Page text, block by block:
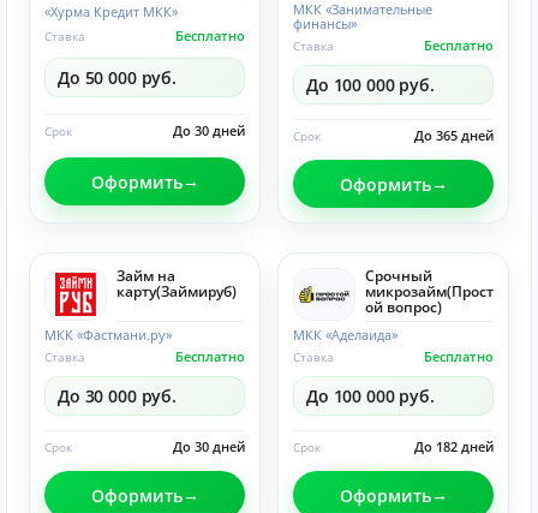
«Хурма Кредит МКК»
Бесплатно
Ставка
До 50 000 руб.
До 30 дней
Срок
Оформить
МКК «Занимательные
финансы»
Бесплатно
Ставка
До 100 000 руб.
До 365 дней
Срок
Оформить
Займ на
карту(Займируб)
МКК «Фастмани.ру»
Бесплатно
Ставка
До 30 000 руб.
До 30 дней
Срок
Оформить
Срочный
микрозайм(Прост
ой вопрос)
МКК «Аделаида»
Бесплатно
Ставка
До 100 000 руб.
До 182 дней
Срок
Оформить